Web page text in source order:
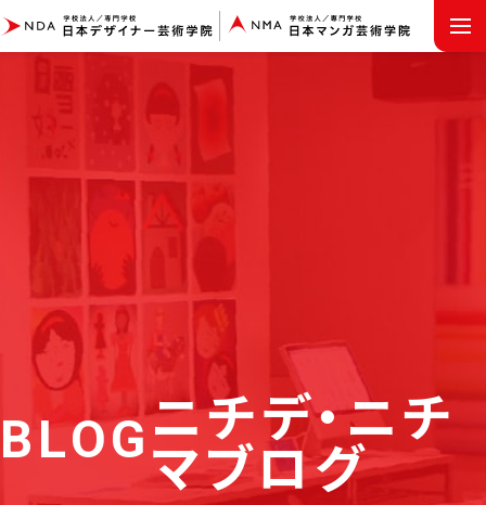
BLOGニチデ・ニチ
マブログ